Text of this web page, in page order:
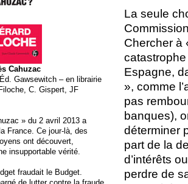
La seule
Chercher à
Espagne,
», comme
pas
banques),
déterminer
part de la
d’intérêts
perdre de
Cahuzac
Gawsewitch – en librairie
C. Gispert, JF
» du 2 avril 2013 a
France. Ce jour-là, des
ont découvert,
insupportable vérité.
fraudait le Budget.